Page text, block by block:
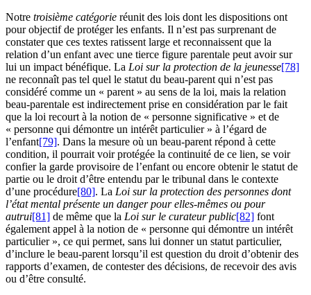
Notre troisième catégorie réunit des lois dont les dispositions ont
pour objectif de protéger les enfants. Il n’est pas surprenant de
constater que ces textes ratissent large et reconnaissent que la
relation d’un enfant avec une tierce figure parentale peut avoir sur
lui un impact bénéfique. La Loi sur la protection de la jeunesse[78]
ne reconnaît pas tel quel le statut du beau-parent qui n’est pas
considéré comme un « parent » au sens de la loi, mais la relation
beau-parentale est indirectement prise en considération par le fait
que la loi recourt à la notion de « personne significative » et de
« personne qui démontre un intérêt particulier » à l’égard de
l’enfant[79]. Dans la mesure où un beau-parent répond à cette
condition, il pourrait voir protégée la continuité de ce lien, se voir
confier la garde provisoire de l’enfant ou encore obtenir le statut de
partie ou le droit d’être entendu par le tribunal dans le contexte
d’une procédure[80]. La Loi sur la protection des personnes dont
l’état mental présente un danger pour elles-mêmes ou pour
autrui[81] de même que la Loi sur le curateur public[82] font
également appel à la notion de « personne qui démontre un intérêt
particulier », ce qui permet, sans lui donner un statut particulier,
d’inclure le beau-parent lorsqu’il est question du droit d’obtenir des
rapports d’examen, de contester des décisions, de recevoir des avis
ou d’être consulté.